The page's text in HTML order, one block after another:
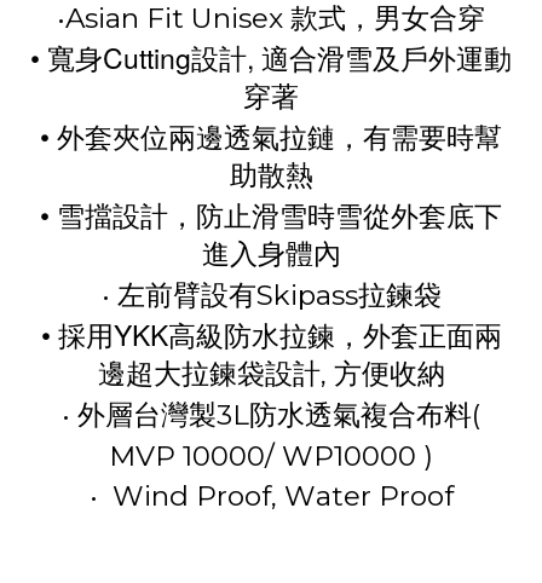
•Asian Fit Unisex 款式，男女合穿
• 寬身Cutting設計, 適合滑雪及戶外運動
穿著
• 外套夾位兩邊透氣拉鏈，有需要時幫
助散熱
• 雪擋設計，防止滑雪時雪從外套底下
進入身體內
• 左前臂設有Skipass拉鍊袋
• 採用YKK高級防水拉鍊，外套正面兩
邊超大拉鍊袋設計, 方便收納
• 外層台灣製3L防水透氣複合布料(
MVP 10000/ WP10000 )
• Wind Proof, Water Proof